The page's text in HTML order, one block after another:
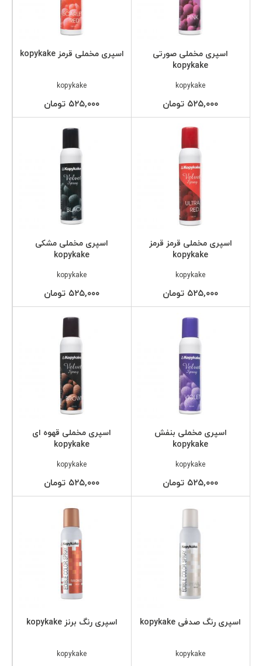
اسپری مخملی صورتی
kopykake
kopykake
۵۲۵,۰۰۰ تومان
اسپری مخملی قرمز kopykake
kopykake
۵۲۵,۰۰۰ تومان
اسپری مخملی قرمز قرمز
kopykake
kopykake
۵۲۵,۰۰۰ تومان
اسپری مخملی مشکی
kopykake
kopykake
۵۲۵,۰۰۰ تومان
اسپری مخملی بنفش
kopykake
kopykake
۵۲۵,۰۰۰ تومان
اسپری مخملی قهوه ای
kopykake
kopykake
۵۲۵,۰۰۰ تومان
اسپری رنگ صدفی kopykake
kopykake
اسپری رنگ برنز kopykake
kopykake